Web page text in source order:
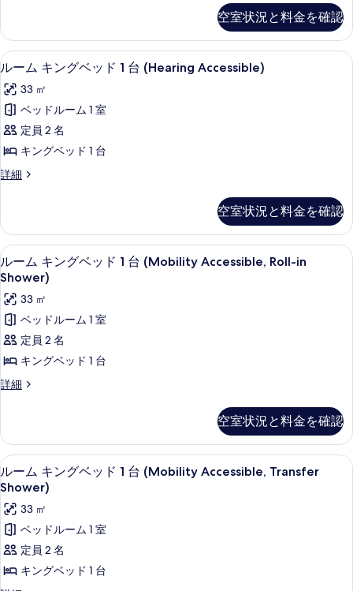
て
の
写
真
を
表
示
す
細
ン
グ
ベ
ッ
ド
1
台
(Hearing
す
べ
て
の
写
真
を
表
示
る
ル
ー
ム
ン
グ
ッ
ド
台
詳
細
空室状況と料金を確認
ル
ー
ム
キ
ン
グ
ベ
ド
台
(Hearing
Accessible)
の
す
べ
て
真
を
表
示
す
る
1 室のベッドルーム、高級寝具、羽
8
ルーム キングベッド 1 台 (Hearing Accessible)
33 ㎡
ベッドルーム 1 室
定員 2 名
キングベッド 1 台
詳細
ル
ン
グ
ベ
ッ
台
(Hearing
Accessible)
の
細
空室状況と料金を確認
ル
ー
ム
キ
ン
グ
ベ
1
台
(Mobility
Accessible,
Roll-
in
Shower)
の
1 室のベッドルーム、高級寝具、羽
6
ルーム キングベッド 1 台 (Mobility Accessible, Roll-in
Shower)
33 ㎡
ベッドルーム 1 室
定員 2 名
キングベッド 1 台
詳細
ル
ン
グ
ベ
ッ
台
(Mobility
Accessible,
Roll-
空室状況と料金を確認
ル
ー
ム
キ
ン
グ
ベ
9
ルーム キングベッド 1 台 (Mobility Accessible, Transfer
Shower)
33 ㎡
ベッドルーム 1 室
定員 2 名
キングベッド 1 台